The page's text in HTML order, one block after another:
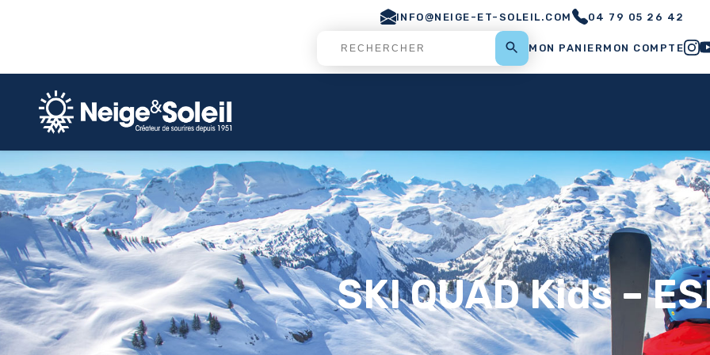
INFO@NEIGE-ET-SOLEIL.COM 04 79 05 26 42
MON PANIERMON COMPTE
SKI QUAD Kids –